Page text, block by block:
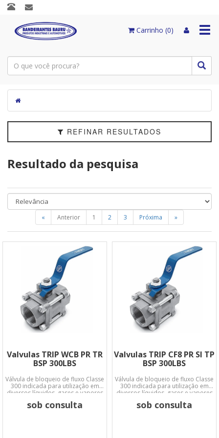
Carrinho (0)
REFINAR RESULTADOS
Filtrar
Categorias
Modelo
Faixa
de
Resultado da pesquisa
« Anterior 1 2 3 Próxima »
Valvulas TRIP WCB PR TR
BSP 300LBS
Válvula de bloqueio de fluxo Classe
300 indicada para utilização em
diversos líquidos, gases e vapores
em ampla faixa de temperatura e
pressão conforme norma ASME
sob consulta
Valvulas TRIP CF8 PR SI TP
BSP 300LBS
Válvula de bloqueio de fluxo Classe
300 indicada para utilização em
diversos líquidos, gases e vapores
em ampla faixa de temperatura e
pressão conforme norma ASME
sob consulta